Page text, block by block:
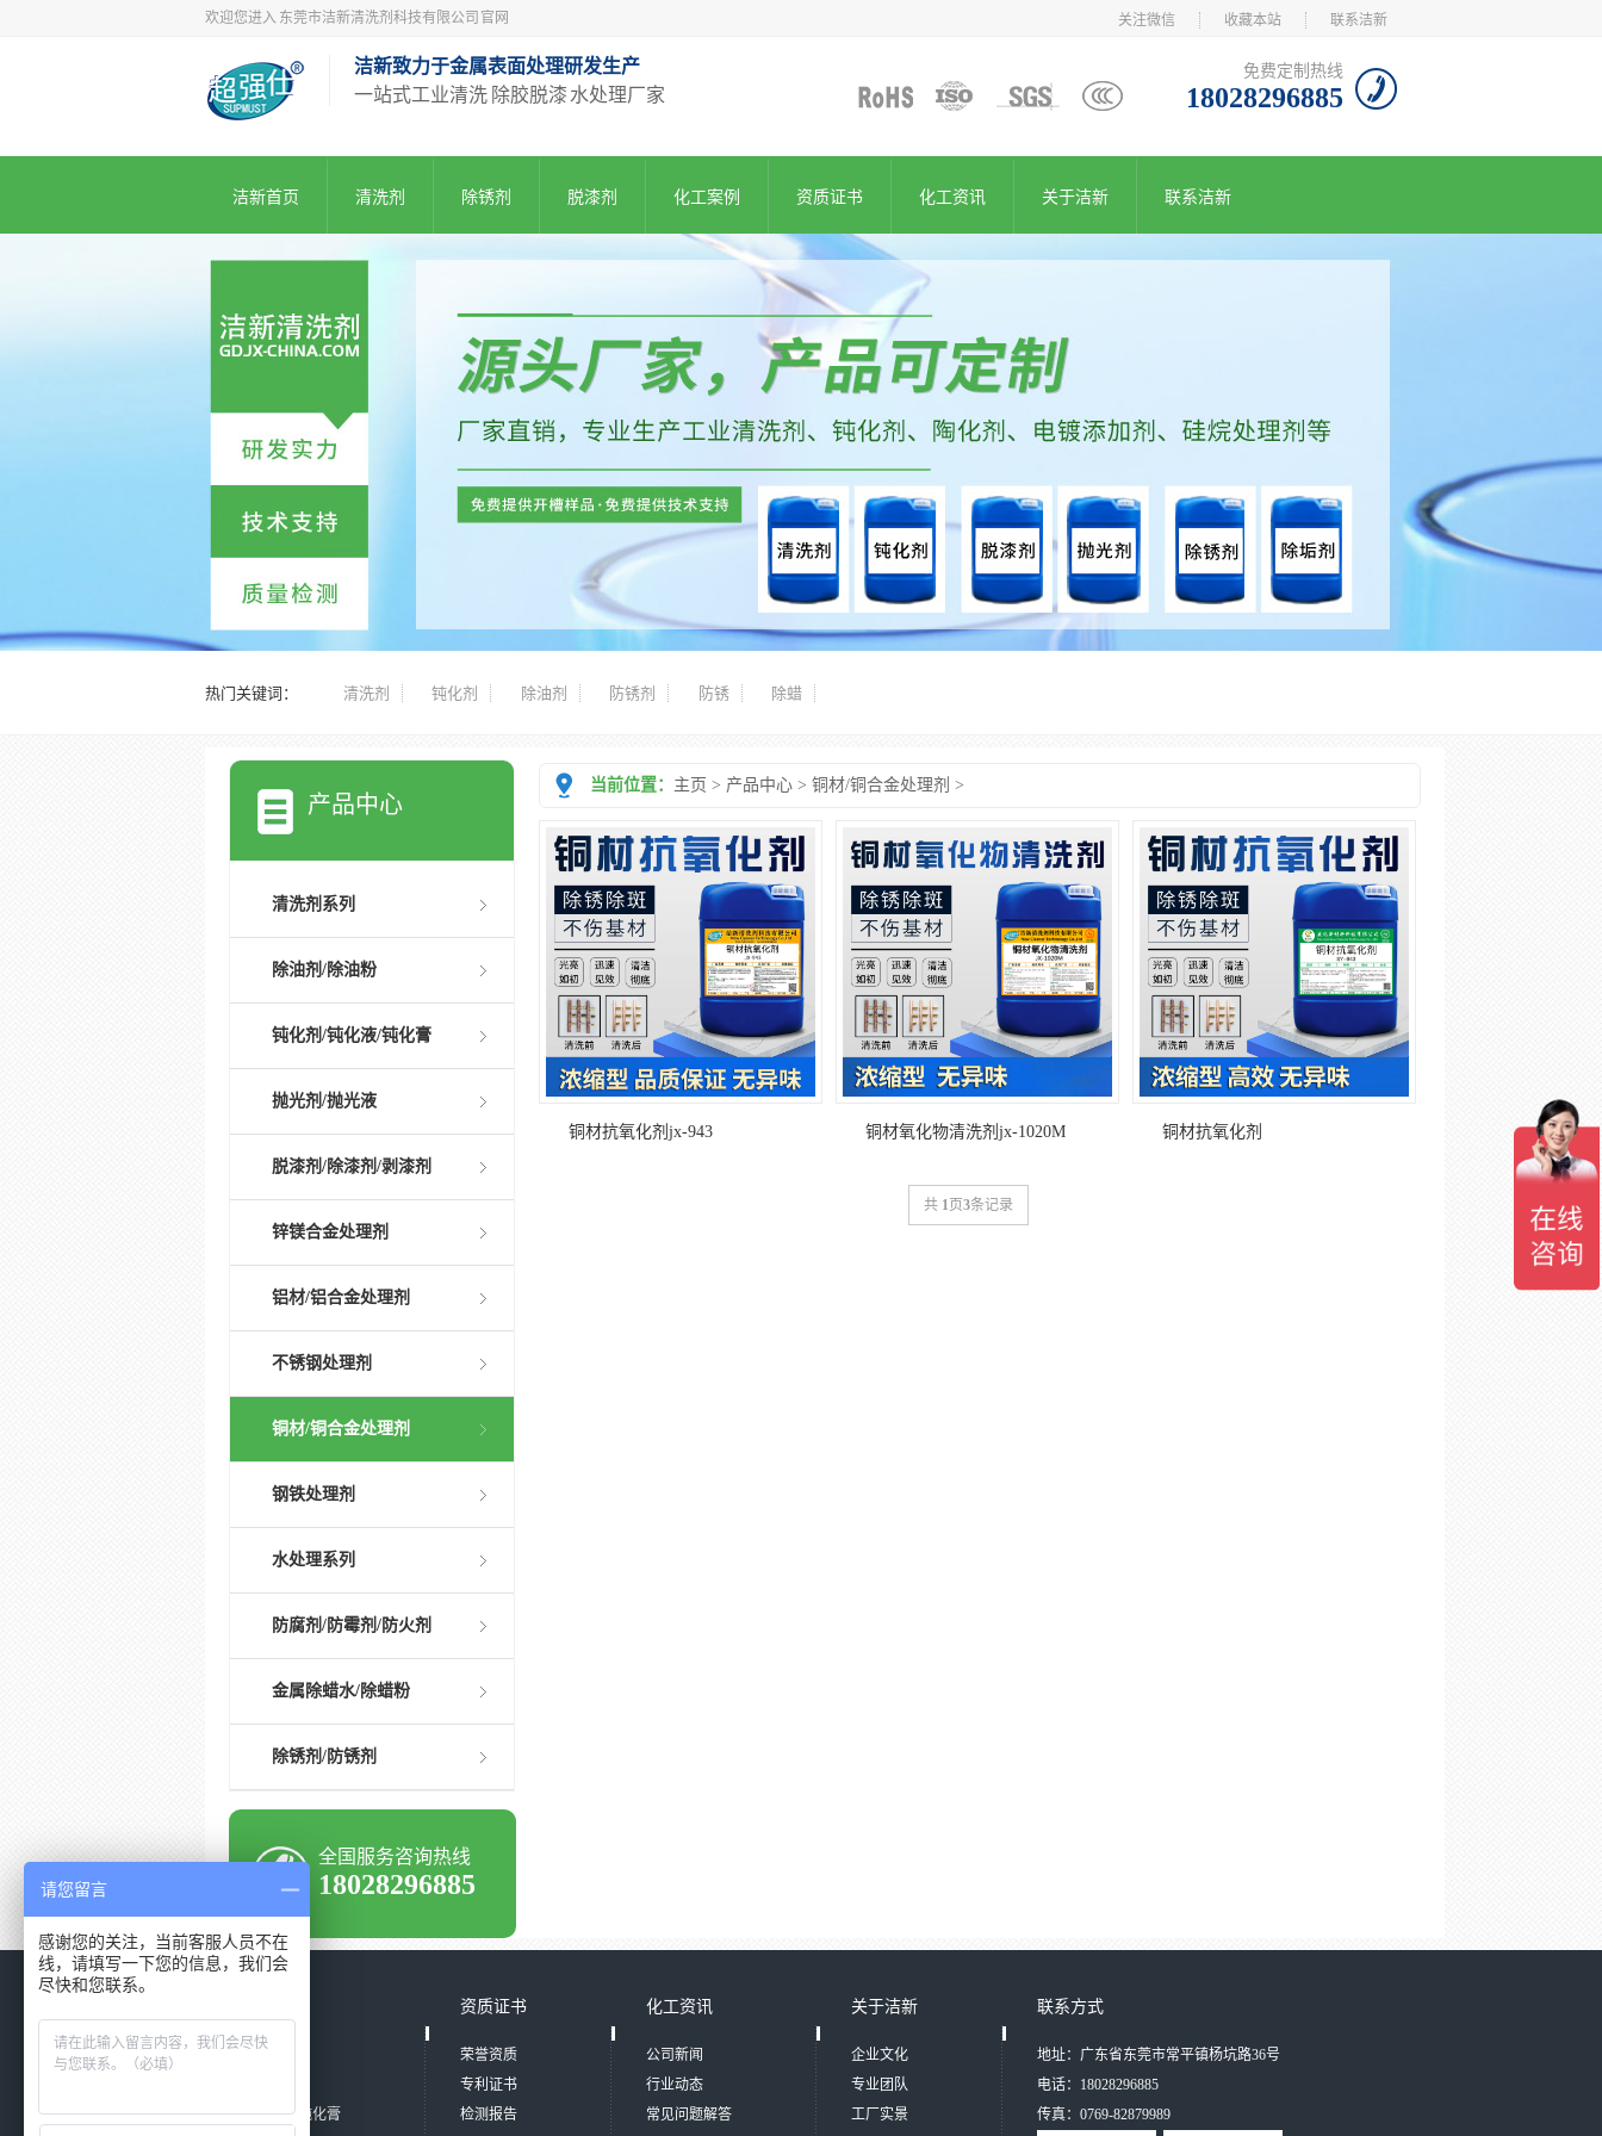
欢迎您进入 东莞市洁新清洗剂科技有限公司 官网 关注微信 收藏本站 联系洁新
洁新致力于金属表面处理研发生产
一站式工业清洗 除胶脱漆 水处理厂家
免费定制热线
18028296885
洁新首页 清洗剂 除锈剂 脱漆剂 化工案例 资质证书 化工资讯 关于洁新 联系洁新
热门关键词： 清洗剂 钝化剂 除油剂 防锈剂 防锈 除蜡
当前位置： 主页 > 产品中心 > 铜材/铜合金处理剂 >
铜材抗氧化剂jx-943 铜材氧化物清洗剂jx-1020M 铜材抗氧化剂
共 1 页3条记录
产品中心
清洗剂系列
除油剂/除油粉
钝化剂/钝化液/钝化膏
抛光剂/抛光液
脱漆剂/除漆剂/剥漆剂
锌镁合金处理剂
铝材/铝合金处理剂
不锈钢处理剂
铜材/铜合金处理剂
钢铁处理剂
水处理系列
防腐剂/防霉剂/防火剂
金属除蜡水/除蜡粉
除锈剂/防锈剂
全国服务咨询热线
18028296885
钝化剂/钝化液/钝化膏
资质证书
荣誉资质
专利证书
检测报告
化工资讯
公司新闻
行业动态
常见问题解答
关于洁新
企业文化
专业团队
工厂实景
联系方式
地址：广东省东莞市常平镇杨坑路36号
电话：18028296885
传真：0769-82879989
请您留言
感谢您的关注，当前客服人员不在
线，请填写一下您的信息，我们会
尽快和您联系。